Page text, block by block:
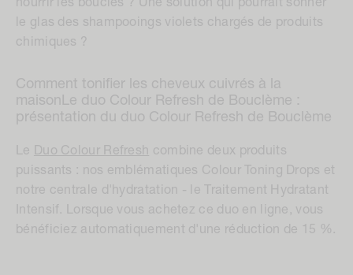
nourrir les boucles ? Une solution qui pourrait sonner
le glas des shampooings violets chargés de produits
chimiques ?
Comment tonifier les cheveux cuivrés à la
maison Le duo Colour Refresh de Bouclème :
présentation du duo Colour Refresh de Bouclème
Le Duo Colour Refresh combine deux produits
puissants : nos emblématiques Colour Toning Drops et
notre centrale d'hydratation - le Traitement Hydratant
Intensif. Lorsque vous achetez ce duo en ligne, vous
bénéficiez automatiquement d'une réduction de 15 %.